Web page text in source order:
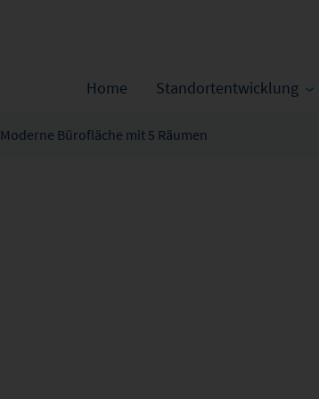
Home Standortentwicklung
Moderne Bürofläche mit 5 Räumen